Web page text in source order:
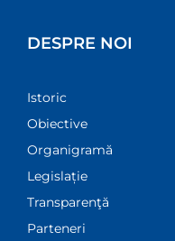
DESPRE NOI
Istoric
Obiective
Organigramă
Legislație
Transparenţă
Parteneri